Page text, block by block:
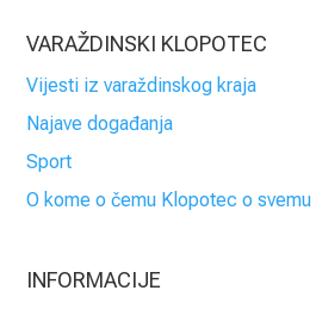
VARAŽDINSKI KLOPOTEC
Vijesti iz varaždinskog kraja
Najave događanja
Sport
O kome o čemu Klopotec o svemu
INFORMACIJE